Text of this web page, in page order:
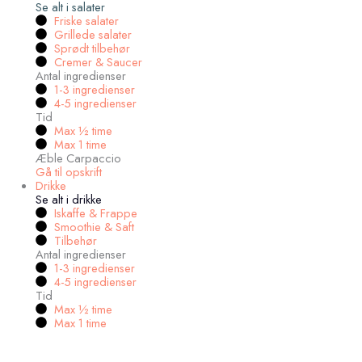
Se alt i salater
Friske salater
Grillede salater
Sprødt tilbehør
Cremer & Saucer
Antal ingredienser
1-3 ingredienser
4-5 ingredienser
Tid
Max ½ time
Max 1 time
Æble Carpaccio
Gå til opskrift
Drikke
Se alt i drikke
Iskaffe & Frappe
Smoothie & Saft
Tilbehør
Antal ingredienser
1-3 ingredienser
4-5 ingredienser
Tid
Max ½ time
Max 1 time